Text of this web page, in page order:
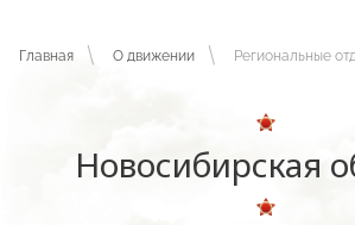
Главная О движении Региональные
Новосибирская